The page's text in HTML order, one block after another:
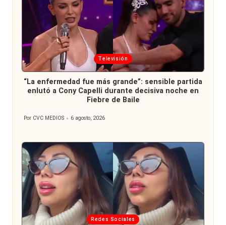
Publicada
en
Televisión
“La enfermedad fue más grande”: sensible partida
enlutó a Cony Capelli durante decisiva noche en
Fiebre de Baile
Publicado
Por CVC MEDIOS 6 agosto, 2026
Publicada
Redes Sociales